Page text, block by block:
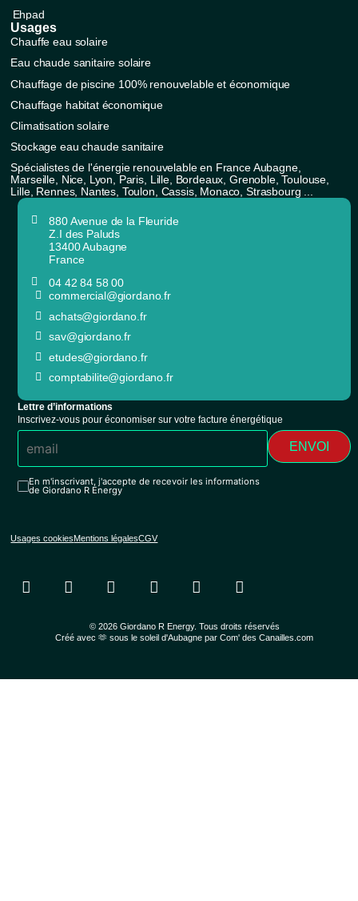
Usages
Chauffe eau solaire
Eau chaude sanitaire solaire
Chauffage de piscine 100% renouvelable et économique
Chauffage habitat économique
Climatisation solaire
Stockage eau chaude sanitaire
Spécialistes de l'énergie renouvelable en France Aubagne,
Marseille, Nice, Lyon, Paris, Lille, Bordeaux, Grenoble, Toulouse,
Lille, Rennes, Nantes, Toulon, Cassis, Monaco, Strasbourg ...
Ehpad
880 Avenue de la Fleuride
Z.I des Paluds
13400 Aubagne
France
04 42 84 58 00
commercial@giordano.fr
achats@giordano.fr
sav@giordano.fr
etudes@giordano.fr
comptabilite@giordano.fr
Lettre d’informations
Inscrivez-vous pour économiser sur votre facture énergétique
En m'inscrivant, j'accepte de recevoir les informations
de Giordano R Energy
ENVOI
Usages cookiesMentions légalesCGV
© 2026 Giordano R Energy. Tous droits réservés
Créé avec 🫶 sous le soleil d'Aubagne par Com' des Canailles.com